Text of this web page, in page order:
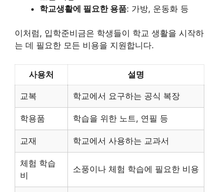
학교생활에 필요한 용품: 가방, 운동화 등
이처럼, 입학준비금은 학생들이 학교 생활을 시작하
는 데 필요한 모든 비용을 지원합니다.
사용처 설명
교복 학교에서 요구하는 공식 복장
학용품 학습을 위한 노트, 연필 등
교재 학교에서 사용하는 교과서
체험 학습
비
소풍이나 체험 학습에 필요한 비용